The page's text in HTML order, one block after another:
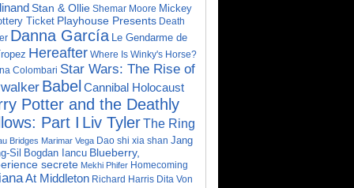
Stan & Ollie Shemar Moore Mickey
Ticket Playhouse Presents Death
Danna García Le Gendarme de
Hereafter Where Is Winky's Horse?
Colombari Star Wars: The Rise of
Babel Cannibal Holocaust
Potter and the Deathly
Part I Liv TylerThe Ring
Bridges Marimar Vega Dao shi xia shan Jang
Sil
Bogdan Iancu Blueberry,
secrete Mekhi Phifer Homecoming
At Middleton Richard Harris Dita Von